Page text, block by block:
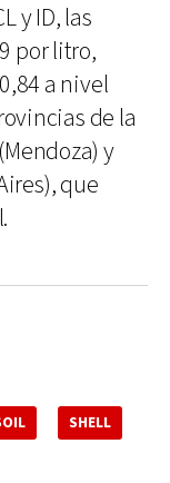
y ID, las
por litro,
a nivel
de la
y
que
SHELL